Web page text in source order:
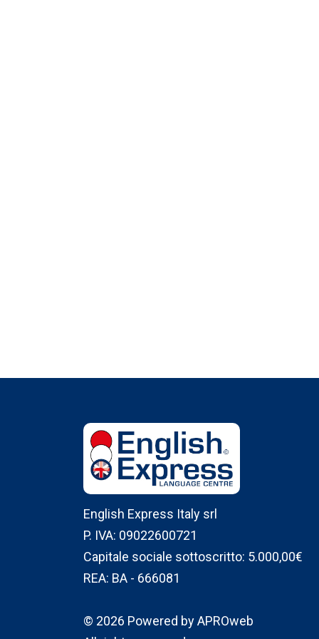
English Express Italy srl
P. IVA: 09022600721
Capitale sociale sottoscritto: 5.000,00€
REA: BA - 666081
© 2026 Powered by APROweb